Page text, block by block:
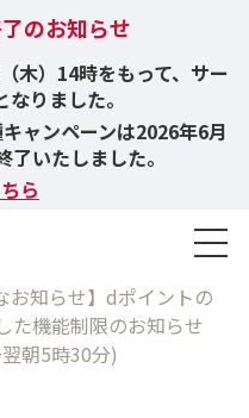
のお知らせ
木）14時をもって、サー
りました。
ャンペーンは2026年6月
いたしました。
ら
お知らせ】dポイントの
た機能制限のお知らせ
朝5時30分)